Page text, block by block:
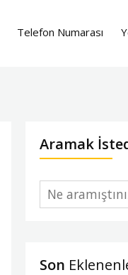
Telefon Numarası
Aramak
Son